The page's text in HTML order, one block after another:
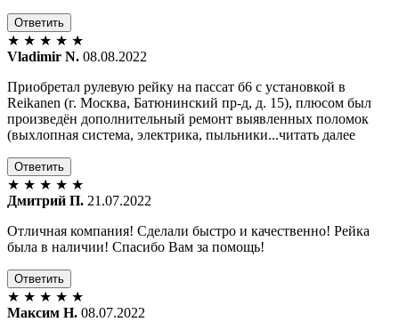
Ответить
★ ★ ★ ★ ★
Vladimir N. 08.08.2022
Приобретал рулевую рейку на пассат б6 с установкой в
Reikanen (г. Москва, Батюнинский пр-д, д. 15), плюсом был
произведён дополнительный ремонт выявленных поломок
(выхлопная система, электрика, пыльники...читать далее
Ответить
★ ★ ★ ★ ★
Дмитрий П. 21.07.2022
Отличная компания! Сделали быстро и качественно! Рейка
была в наличии! Спасибо Вам за помощь!
Ответить
★ ★ ★ ★ ★
Максим Н. 08.07.2022